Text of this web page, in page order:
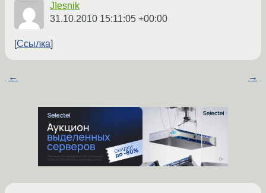
JIesnik
31.10.2010 15:11:05 +00:00
Ссылка
← →